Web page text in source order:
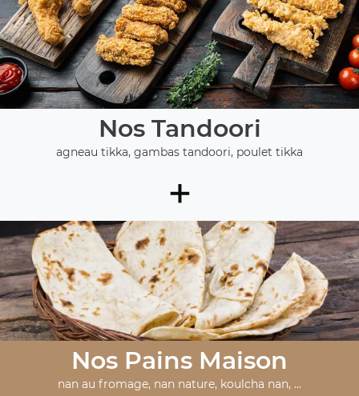
Nos Tandoori
agneau tikka, gambas tandoori, poulet tikka
+
Nos Pains Maison
nan au fromage, nan nature, koulcha nan, ...